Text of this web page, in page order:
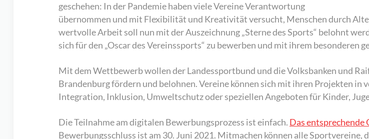
geschehen: In der Pandemie haben viele Vereine Verantwortung
übernommen und mit Flexibilität und Kreativität versucht, Menschen durch
wertvolle Arbeit soll nun mit der Auszeichnung „Sterne des Sports“ belohnt
sich für den „Oscar des Vereinssports“ zu bewerben und mit ihrem besonderen
Mit dem Wettbewerb wollen der Landessportbund und die Volksbanken und
Brandenburg fördern und belohnen. Vereine können sich mit ihren Projekten in
Integration, Inklusion, Umweltschutz oder speziellen Angeboten für Kinder,
Die Teilnahme am digitalen Bewerbungsprozess ist einfach. Das
Bewerbungsschluss ist am 30. Juni 2021. Mitmachen können alle